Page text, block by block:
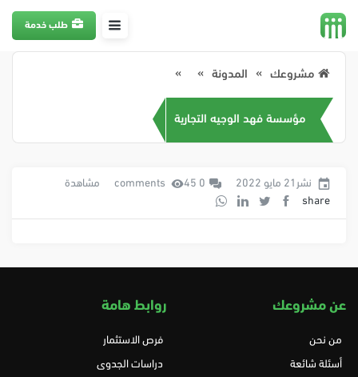
طلب خدمة
مشروعك المدونة
مؤسسة فهد الوجيه التجارية
نشر21 مايو 2022 0 comments 45 مشاهدة
share
عن مشروعك
من نحن
أسئلة شائعة
روابط هامة
فرص الاستثمار
دراسات الجدوى